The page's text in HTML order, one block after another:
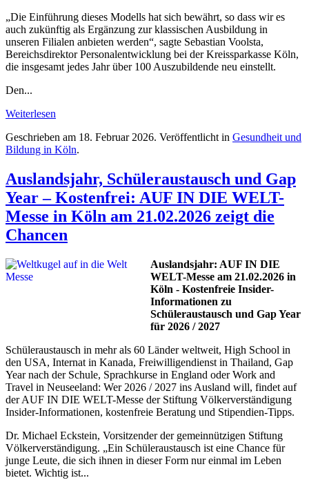
„Die Einführung dieses Modells hat sich bewährt, so dass wir es
auch zukünftig als Ergänzung zur klassischen Ausbildung in
unseren Filialen anbieten werden“, sagte Sebastian Voolsta,
Bereichsdirektor Personalentwicklung bei der Kreissparkasse Köln,
die insgesamt jedes Jahr über 100 Auszubildende neu einstellt.
Den...
Weiterlesen
Geschrieben am 18. Februar 2026. Veröffentlicht in Gesundheit und
Bildung in Köln.
Auslandsjahr, Schüleraustausch und Gap
Year – Kostenfrei: AUF IN DIE WELT-
Messe in Köln am 21.02.2026 zeigt die
Chancen
Auslandsjahr: AUF IN DIE
WELT-Messe am 21.02.2026 in
Köln - Kostenfreie Insider-
Informationen zu
Schüleraustausch und Gap Year
für 2026 / 2027
Schüleraustausch in mehr als 60 Länder weltweit, High School in
den USA, Internat in Kanada, Freiwilligendienst in Thailand, Gap
Year nach der Schule, Sprachkurse in England oder Work and
Travel in Neuseeland: Wer 2026 / 2027 ins Ausland will, findet auf
der AUF IN DIE WELT-Messe der Stiftung Völkerverständigung
Insider-Informationen, kostenfreie Beratung und Stipendien-Tipps.
Dr. Michael Eckstein, Vorsitzender der gemeinnützigen Stiftung
Völkerverständigung. „Ein Schüleraustausch ist eine Chance für
junge Leute, die sich ihnen in dieser Form nur einmal im Leben
bietet. Wichtig ist...